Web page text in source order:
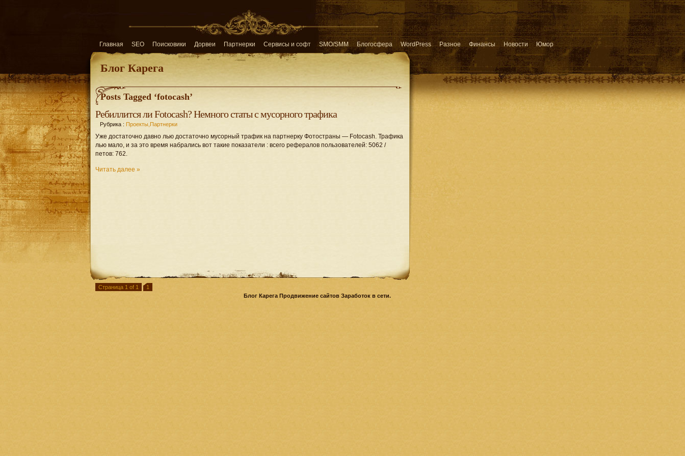
Главная SEO Поисковики Дорвеи Партнерки Сервисы и софт SMO/SMM Блогосфера WordPress Разное Финансы Новости Юмор
Блог Карега
Posts Tagged ‘fotocash’
Ребиллится ли Fotocash? Немного статы с мусорного трафика
Рубрика : Проекты,Партнерки
Уже достаточно давно лью достаточно мусорный трафик на партнерку Фотостраны — Fotocash. Трафика
лью мало, и за это время набрались вот такие показатели : всего рефералов пользователей: 5062 /
петов: 762.
Читать далее »
Страница 1 of 1
1
Блог Карега Продвижение сайтов Заработок в сети.